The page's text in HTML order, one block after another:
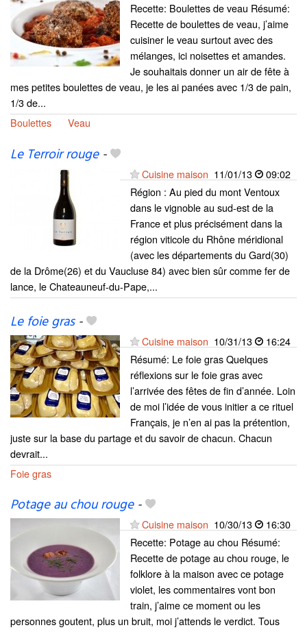
Recette: Boulettes de veau Résumé:
Recette de boulettes de veau, j’aime
cuisiner le veau surtout avec des
mélanges, ici noisettes et amandes.
Je souhaitais donner un air de fête à
mes petites boulettes de veau, je les ai panées avec 1/3 de pain,
1/3 de...
Boulettes
Veau
Le Terroir rouge-
Cuisine maison 11/01/13
09:02
Région : Au pied du mont Ventoux
dans le vignoble au sud-est de la
France et plus précisément dans la
région viticole du Rhône méridional
(avec les départements du Gard(30)
de la Drôme(26) et du Vaucluse 84) avec bien sûr comme fer de
lance, le Chateauneuf-du-Pape,...
Le foie gras-
Cuisine maison 10/31/13
16:24
Résumé: Le foie gras Quelques
réflexions sur le foie gras avec
l’arrivée des fêtes de fin d’année. Loin
de moi l’idée de vous initier a ce rituel
Français, je n’en ai pas la prétention,
juste sur la base du partage et du savoir de chacun. Chacun
devrait...
Foie gras
Potage au chou rouge-
Cuisine maison 10/30/13
16:30
Recette: Potage au chou Résumé:
Recette de potage au chou rouge, le
folklore à la maison avec ce potage
violet, les commentaires vont bon
train, j’aime ce moment ou les
personnes goutent, plus un bruit, moi j’attends le verdict. Tous